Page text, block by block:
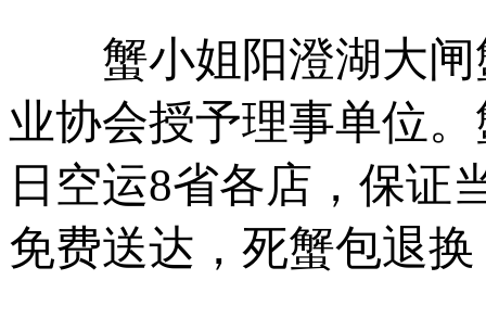
蟹小姐阳澄湖大闸
业协会授予理事单位
日空运8省各店，保证
免费送达，死蟹包退